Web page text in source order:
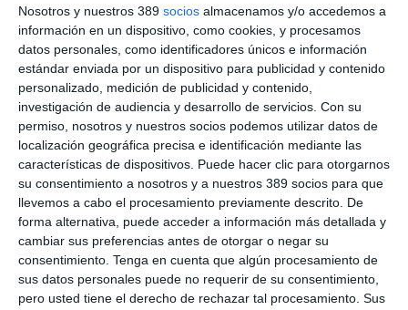
Nosotros y nuestros 389 socios almacenamos y/o accedemos a
información en un dispositivo, como cookies, y procesamos
datos personales, como identificadores únicos e información
estándar enviada por un dispositivo para publicidad y contenido
personalizado, medición de publicidad y contenido,
investigación de audiencia y desarrollo de servicios. Con su
permiso, nosotros y nuestros socios podemos utilizar datos de
localización geográfica precisa e identificación mediante las
características de dispositivos. Puede hacer clic para otorgarnos
su consentimiento a nosotros y a nuestros 389 socios para que
llevemos a cabo el procesamiento previamente descrito. De
forma alternativa, puede acceder a información más detallada y
cambiar sus preferencias antes de otorgar o negar su
consentimiento. Tenga en cuenta que algún procesamiento de
sus datos personales puede no requerir de su consentimiento,
pero usted tiene el derecho de rechazar tal procesamiento. Sus
Además, los expertos de Coface explican que a este contexto
hay que sumar que lascondiciones de financiación siguen
pesando mucho
sobre las empresas. Subrayan que, a pesar
del inicio de un ciclo de flexibilización, los
tipos de interés se
mantienen en niveles elevadostras varios años de
endurecimiento monetario, lo que hace que el coste del crédito
siga siendo elevado. Y precisan que esta limitación es aún más
significativa si se tiene en cuenta que las empresas están
entrando en esta fase conniveles de deuda históricamente
altos.
Y profundizan en Coface que las presiones siguen siendo
especialmente intensas en los
sectores más sensibles a los
ciclos económicosy a las condiciones de financiación, siendo
los más vulnerables laconstrucción, laquímica y el
debido a su elevada exposición a los costes de producción y a
la demanda.